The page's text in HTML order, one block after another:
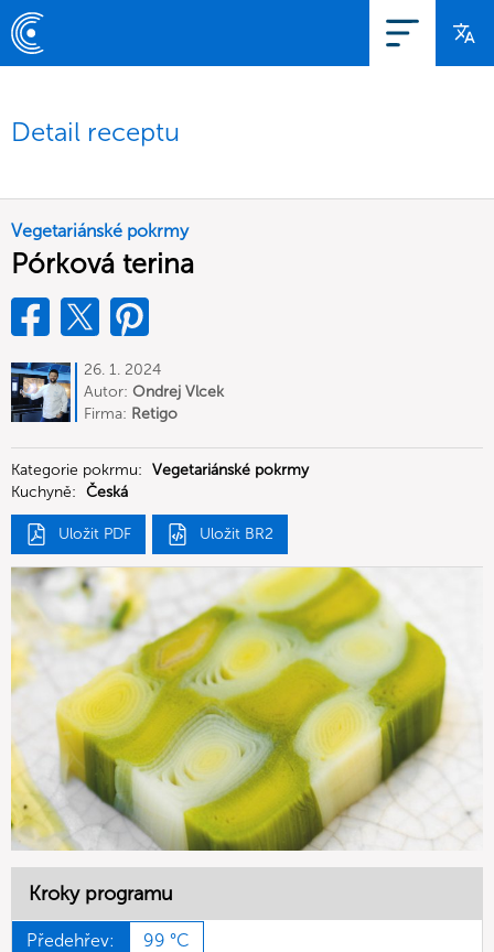
Detail receptu
Vegetariánské pokrmy
Pórková terina
26. 1. 2024
Autor: Ondrej Vlcek
Firma: Retigo
Kategorie pokrmu: Vegetariánské pokrmy
Kuchyně: Česká
Uložit PDF Uložit BR2
Kroky programu
Předehřev: 99 °C